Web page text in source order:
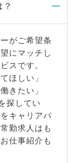
がご希望条
にマッチし
スです。
ほしい」
きたい」
探してい
キャリアパ
勤求人はも
仕事紹介も